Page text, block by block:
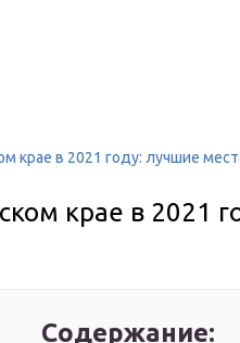
крае в 2021 году: лучшие
крае в 2021
Содержание: